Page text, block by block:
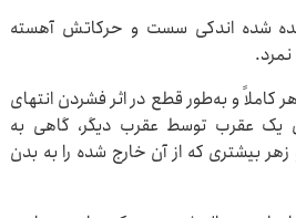
شده اندکی سست و حرکاتش آهسته
کاملاً و به‌طور قطع در اثر فشردن انتهای
عقرب توسط عقرب دیگر، گاهی به
بیشتری که از آن خارج شده را به بدن